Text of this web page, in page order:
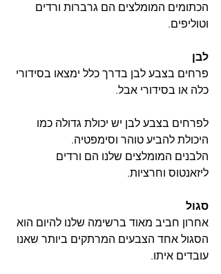
הכתומים המומלצים הם גרברות ורדים
וטוליפים.
לבן
פרחים בצבע לבן בדרך כלל ימצאו בסידורי
כלה או בסידורי אבל.
לפרחים בצבע לבן יש יכולת גדולה כמו
היכולת להביע טוהר וסימפטיה.
הלבנים המומלצים שלנו הם ורדים
ליזאנטוס וחרציות.
סגול
אחרון חביב מאוד ברשימה שלנו להיום הוא
הסגול אחד הצבעים המרתקים ביותר שאנו
עובדים איתו.